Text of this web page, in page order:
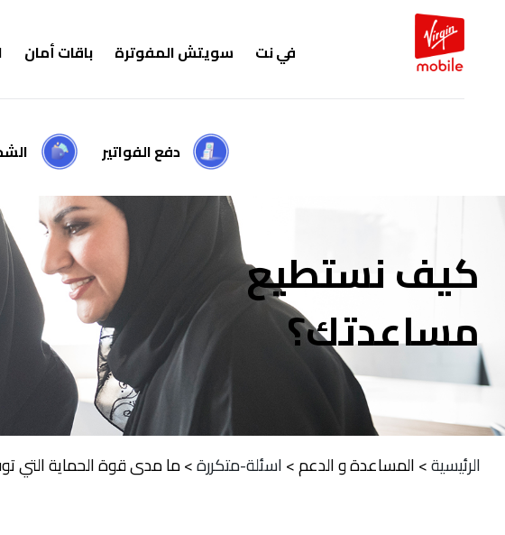
في نت سويتش المفوترة باقات أمان
دفع الفواتير
كيف نستطيع
مساعدتك؟
الرئيسية>المساعدة و الدعم>اسئلة-متكررة>ما مدى قوة الحماية التي